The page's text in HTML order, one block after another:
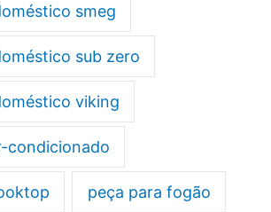
smeg
sub zero
viking
condicionado
peça para fogão